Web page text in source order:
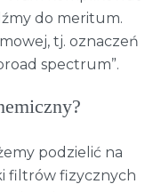
do meritum.
tj. oznaczeń
spectrum”.
podzielić na
filtrów fizycznych